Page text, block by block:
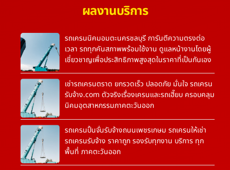
ผลงานบริการ
รถเครนนิคมอมตะนครชลบุรี การันตีความตรงต่อ
เวลา รถทุกคันสภาพพร้อมใช้งาน ดูแลหน้างานโดยผู้
เชี่ยวชาญเพื่อประสิทธิภาพสูงสุดในราคาที่เป็นกันเอง
เช่ารถเครนตราด ยกรวดเร็ว ปลอดภัย มั่นใจ รถเครน
รับจ้าง.com ตัวจริงเรื่องเครนและรถเฮี๊ยบ ครอบคลุม
นิคมอุตสาหกรรมภาคตะวันออก
รถเครนปั้นจั่นรับจ้างถนนเพชรเกษม รถเครนให้เช่า
รถเครนรับจ้าง ราคาถูก รองรับทุกงาน บริการ ทุก
พื้นที่ ภาคตะวันออก